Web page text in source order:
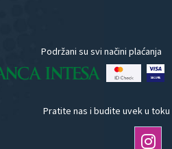
Podržani su svi načini plaćanja
Pratite nas i budite uvek u toku